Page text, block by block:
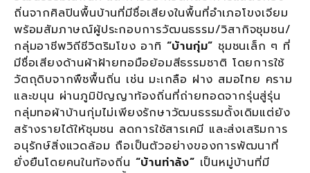
ถิ่นจากศิลปินพื้นบ้านที่มีชื่อเสียงในพื้นที่อำเภอโขงเจียม
พร้อมสัมภาษณ์ผู้ประกอบการวัฒนธรรม/วิสากิจชุมชน/
กลุ่มอาชีพวิถีชีวิตริมโขง อาทิ “บ้านกุ่ม” ชุมชนเล็ก ๆ ที่
มีชื่อเสียงด้านผ้าฝ้ายทอมือย้อมสีธรรมชาติ โดยการใช้
วัตถุดิบจากพืชพื้นถิ่น เช่น มะเกลือ ฝาง สมอไทย คราม
และขนุน ผ่านภูมิปัญญาท้องถิ่นที่ถ่ายทอดจากรุ่นสู่รุ่น
กลุ่มทอผ้าบ้านกุ่มไม่เพียงรักษาวัฒนธรรมดั้งเดิมแต่ยัง
สร้างรายได้ให้ชุมชน ลดการใช้สารเคมี และส่งเสริมการ
อนุรักษ์สิ่งแวดล้อม ถือเป็นตัวอย่างของการพัฒนาที่
ยั่งยืนโดยคนในท้องถิ่น “บ้านท่าล้ง” เป็นหมู่บ้านที่มี